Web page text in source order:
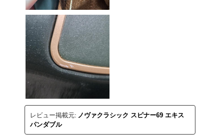
レビュー掲載元: ノヴァクラシック スピナー69 エキス
パンダブル